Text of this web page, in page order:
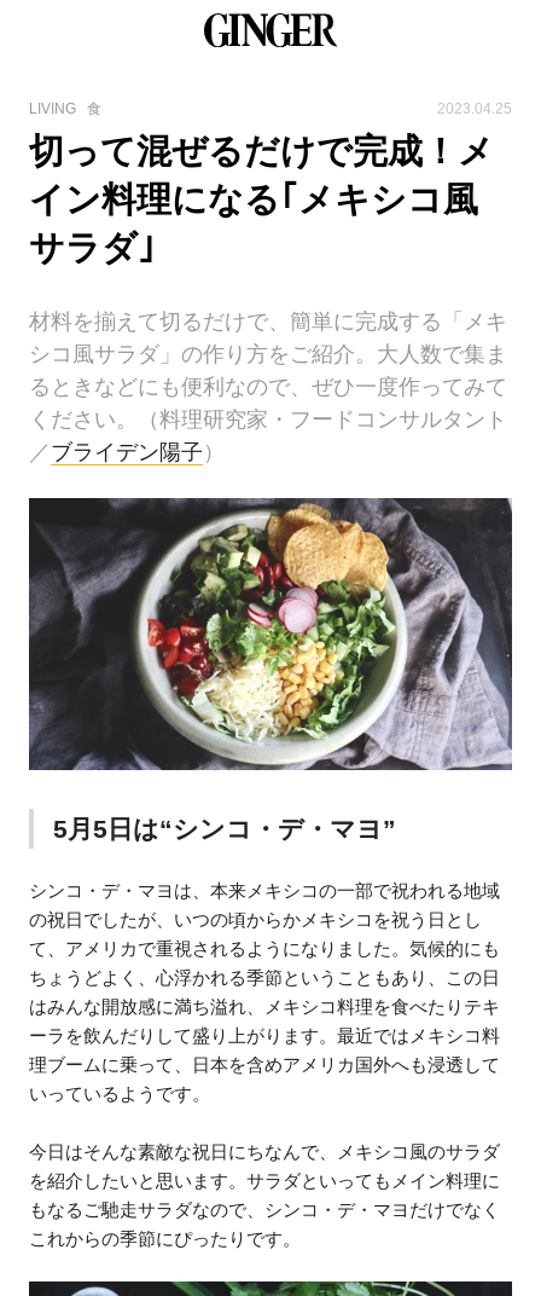
LIVING 食 2023.04.25
切って混ぜるだけで完成！メ
イン料理になる｢メキシコ風
サラダ｣
材料を揃えて切るだけで、簡単に完成する「メキ
シコ風サラダ」の作り方をご紹介。大人数で集ま
るときなどにも便利なので、ぜひ一度作ってみて
ください。（料理研究家・フードコンサルタント
／ ブライデン陽子 ）
5月5日は“シンコ・デ・マヨ”
シンコ・デ・マヨは、本来メキシコの一部で祝われる地域
の祝日でしたが、いつの頃からかメキシコを祝う日とし
て、アメリカで重視されるようになりました。気候的にも
ちょうどよく、心浮かれる季節ということもあり、この日
はみんな開放感に満ち溢れ、メキシコ料理を食べたりテキ
ーラを飲んだりして盛り上がります。最近ではメキシコ料
理ブームに乗って、日本を含めアメリカ国外へも浸透して
いっているようです。
今日はそんな素敵な祝日にちなんで、メキシコ風のサラダ
を紹介したいと思います。サラダといってもメイン料理に
もなるご馳走サラダなので、シンコ・デ・マヨだけでなく
これからの季節にぴったりです。